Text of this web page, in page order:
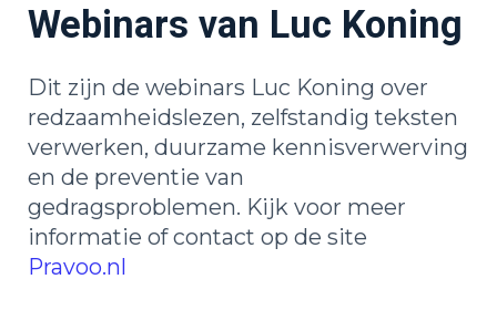
Inloggen
Webinars van Luc Koning
Dit zijn de webinars Luc Koning over
redzaamheidslezen, zelfstandig teksten
verwerken, duurzame kennisverwerving
en de preventie van
gedragsproblemen. Kijk voor meer
informatie of contact op de site
Pravoo.nl